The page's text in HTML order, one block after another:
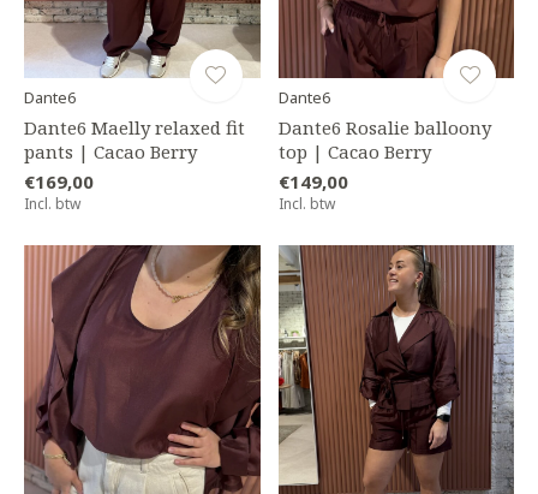
Dante6
Dante6 Maelly relaxed fit
pants | Cacao Berry
€169,00
Incl. btw
Dante6
Dante6 Rosalie balloony
top | Cacao Berry
€149,00
Incl. btw